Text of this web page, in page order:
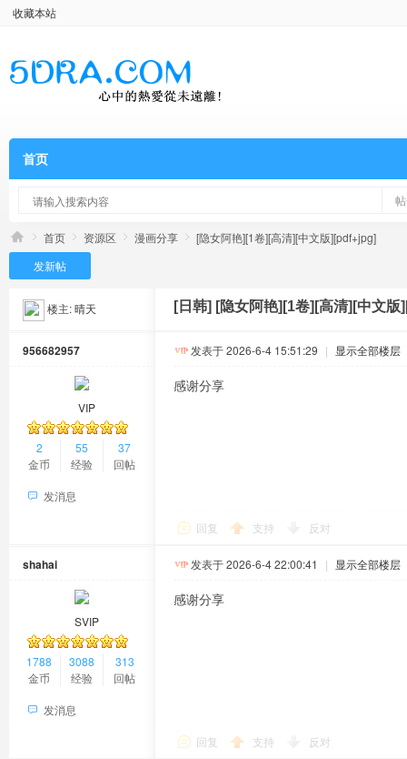
收藏本站
首页
首页 资源区 漫画分享
[隐女阿艳][1卷][高清][中文版][pdf+jpg]
发新帖
楼主:晴天 [日韩] [隐女阿艳][1卷][高清][中文
956682957
VIP
2
金币
55
经验
37
回帖
发消息
发表于 2026-6-4 15:51:29 | 显示全部楼层
感谢分享
回复 支持 反对
shahai
SVIP
1788
金币
3088
经验
313
回帖
发消息
发表于 2026-6-4 22:00:41 | 显示全部楼层
感谢分享
回复 支持 反对